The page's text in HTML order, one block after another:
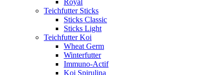
Royal
Teichfutter Sticks
Sticks Classic
Sticks Light
Teichfutter Koi
Wheat Germ
Winterfutter
Immuno-Actif
Koi Spirulina